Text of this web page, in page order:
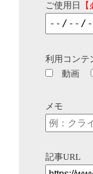
ご使用日
利用コンテ
動画
メモ
記事URL